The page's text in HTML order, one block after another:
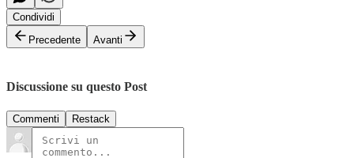
Condividi
Precedente
Avanti
Discussione su questo Post
Commenti Restack